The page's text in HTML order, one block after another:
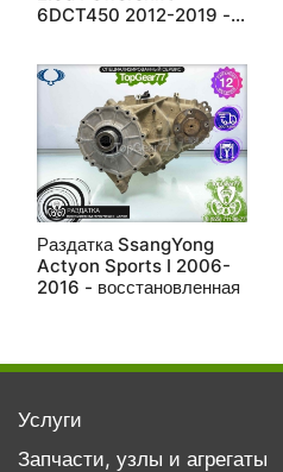
6DCT450 2012-2019 -
Раздатка SsangYong
Actyon Sports I 2006-
2016 - восстановленная
Услуги
Запчасти, узлы и агрегаты